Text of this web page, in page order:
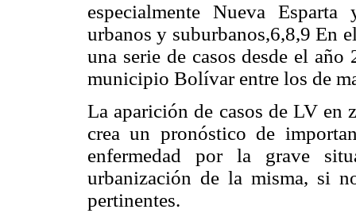
especialmente Nueva
urbanos y suburbanos,6,8,9 En
una serie de casos desde el
municipio Bolívar entre los de
La aparición de casos de LV en
crea un pronóstico de
enfermedad por la grave
urbanización de la misma, si
pertinentes.